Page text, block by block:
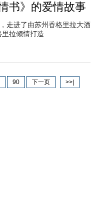
书》的爱情故事
走进了由苏州香格里拉大酒
拉倾情打造
90 下一页 >>|